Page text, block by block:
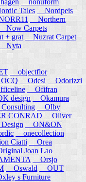
nonuform
Tales
Nordpeis
Northern
Now Carpets
+ grat
Nuzrat Carpet
Nyta
objectflor
Odesi
Odorizzi
Ofifran
design
Okamura
Olby
CONRAD
Oliver
ON&ON
onecollection
Ciatti
Orea
Joan Lao
Orsjo
Oswald
OUT
s Furniture